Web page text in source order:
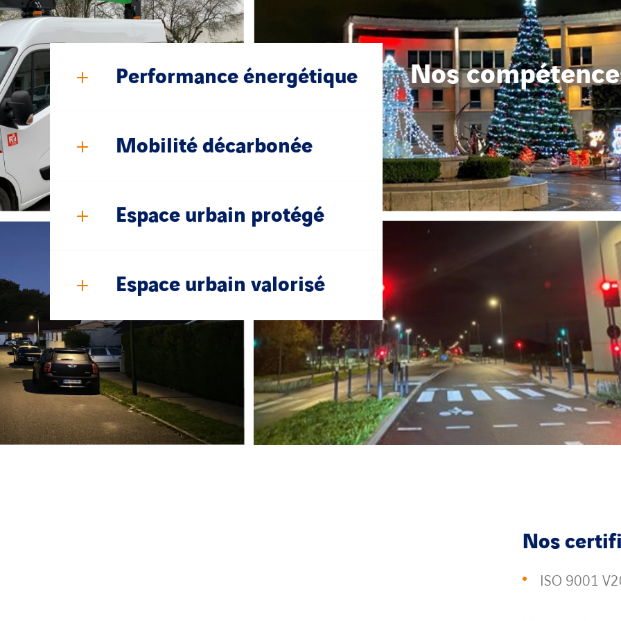
Nos
Performance énergétique
Mobilité décarbonée
Espace urbain protégé
Espace urbain valorisé
Nos
ISO 9001